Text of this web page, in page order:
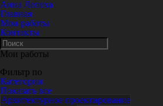
Анна Лепеха
Главная
Мои работы
Контакты
Мои работы
Фильтр по
Категории
Показать все
Архитектурное проектирование